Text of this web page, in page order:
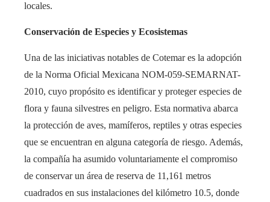
locales.
Conservación de Especies y Ecosistemas
Una de las iniciativas notables de Cotemar es la adopción
de la Norma Oficial Mexicana NOM-059-SEMARNAT-
2010, cuyo propósito es identificar y proteger especies de
flora y fauna silvestres en peligro. Esta normativa abarca
la protección de aves, mamíferos, reptiles y otras especies
que se encuentran en alguna categoría de riesgo. Además,
la compañía ha asumido voluntariamente el compromiso
de conservar un área de reserva de 11,161 metros
cuadrados en sus instalaciones del kilómetro 10.5, donde